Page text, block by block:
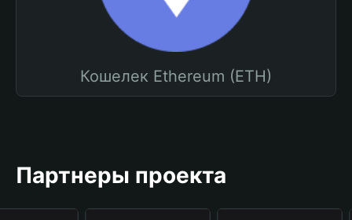
Кошелек Ethereum (ETH)
Партнеры проекта